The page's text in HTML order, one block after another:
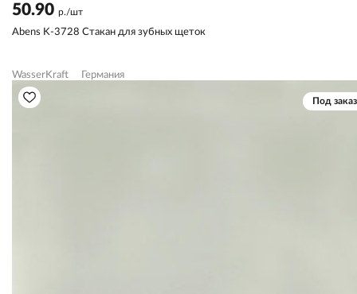
50.90 р./шт
Abens K-3728 Стакан для зубных щеток
WasserKraft Германия
Под заказ